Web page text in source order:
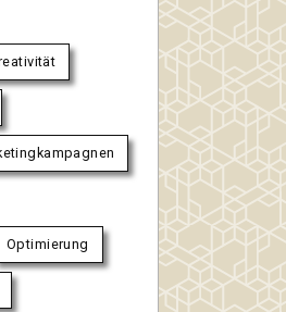
Optimierung